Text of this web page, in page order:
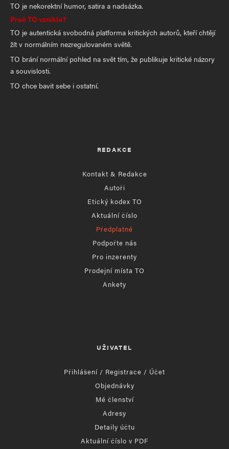
TO je nekorektní humor, satira a nadsázka.
Proč TO vzniklo?
TO je autentická svobodná platforma kritických autorů, kteří chtějí
žít v normálním nezregulovaném světě.
TO brání normální pohled na svět tím, že publikuje kritické názory
a souvislosti.
TO chce bavit sebe i ostatní.
REDAKCE
Kontakt & Redakce
Autoři
Etický kodex TO
Aktuální číslo
Předplatné
Podpořte nás
Pro inzerenty
Prodejní místa TO
Ankety
UŽIVATEL
Přihlášení / Registrace / Účet
Objednávky
Mé členství
Adresy
Detaily účtu
Aktuální číslo v PDF